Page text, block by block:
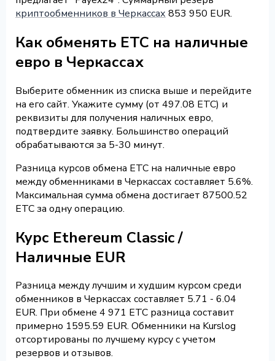
криптообменников в Черкассах 853 950 EUR.
Как обменять ETC на наличные
евро в Черкассах
Выберите обменник из списка выше и перейдите
на его сайт. Укажите сумму (от 497.08 ETC) и
реквизиты для получения наличных евро,
подтвердите заявку. Большинство операций
обрабатываются за 5-30 минут.
Разница курсов обмена ETC на наличные евро
между обменниками в Черкассах составляет 5.6%.
Максимальная сумма обмена достигает 87500.52
ETC за одну операцию.
Курс Ethereum Classic /
Наличные EUR
Разница между лучшим и худшим курсом среди
обменников в Черкассах составляет 5.71 - 6.04
EUR. При обмене 4 971 ETC разница составит
примерно 1595.59 EUR. Обменники на Kurslog
отсортированы по лучшему курсу с учетом
резервов и отзывов.